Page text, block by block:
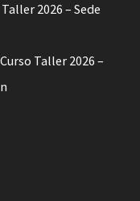
2026 – Sede
Taller 2026 –